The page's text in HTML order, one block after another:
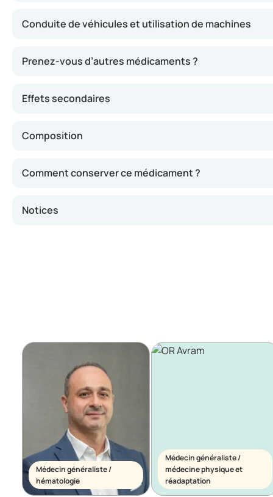
Conduite de véhicules et utilisation de machines
Prenez-vous d’autres médicaments ?
Effets secondaires
Composition
Comment conserver ce médicament ?
Notices
Médecin généraliste /
hématologie
Médecin généraliste /
médecine physique et
réadaptation